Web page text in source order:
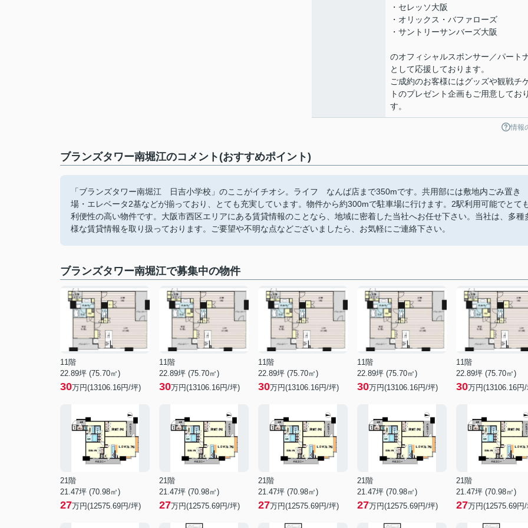
・セレッソ大阪
・オリックス・バファローズ
・サントリーサンバーズ大阪
のオフィシャルスポンサー／パート
として応援しております。
ご成約のお客様にはグッズや観戦チ
トのプレゼント企画もご用意してお
す。
情報
ブランズタワー南堀江のコメント(おすすめポイント)
「ブランズタワー南堀江 日吉小学校」のここがイチオシ。ライフ なんば店まで350mです。共用部には敷地内ごみ置き
場・エレベータ2基などが揃っており、とても充実しています。物件から約300mで駐車場に行けます。2駅利用可能でとて
利便性の高い物件です。大阪市西区エリアにある賃貸情報のことなら、地域に密着した当社へお任せ下さい。当社は、多種
様な賃貸情報を取り扱っております。ご要望や不明な点などございましたら、お気軽にご連絡下さい。
ブランズタワー南堀江で募集中の物件
11階
22.89坪 (75.70㎡)
30万円(13106.16円/坪)
11階
22.89坪 (75.70㎡)
30万円(13106.16円/坪)
11階
22.89坪 (75.70㎡)
30万円(13106.16円/坪)
11階
22.89坪 (75.70㎡)
30万円(13106.16円/坪)
11階
22.89坪 (75.70㎡)
30万円(13106.16円
21階
21.47坪 (70.98㎡)
27万円(12575.69円/坪)
21階
21.47坪 (70.98㎡)
27万円(12575.69円/坪)
21階
21.47坪 (70.98㎡)
27万円(12575.69円/坪)
21階
21.47坪 (70.98㎡)
27万円(12575.69円/坪)
21階
21.47坪 (70.98㎡)
27万円(12575.69円